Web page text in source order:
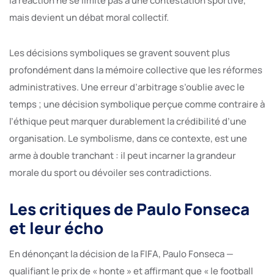
mais devient un débat moral collectif.
Les décisions symboliques se gravent souvent plus
profondément dans la mémoire collective que les réformes
administratives. Une erreur d’arbitrage s’oublie avec le
temps ; une décision symbolique perçue comme contraire à
l’éthique peut marquer durablement la crédibilité d’une
organisation. Le symbolisme, dans ce contexte, est une
arme à double tranchant : il peut incarner la grandeur
morale du sport ou dévoiler ses contradictions.
Les critiques de Paulo Fonseca
et leur écho
En dénonçant la décision de la FIFA, Paulo Fonseca —
qualifiant le prix de « honte » et affirmant que « le football